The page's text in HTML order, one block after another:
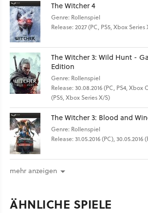
The Witcher 4
Genre: Rollenspiel
Release: 2027 (PC, PS5, Xbox Series
The Witcher 3: Wild Hunt -
Edition
Genre: Rollenspiel
Release: 30.08.2016 (PC, PS4, Xbox
(PS5, Xbox Series X/S)
The Witcher 3: Blood and
Genre: Rollenspiel
Release: 31.05.2016 (PC), 30.05.2016
mehr anzeigen
ÄHNLICHE SPIELE